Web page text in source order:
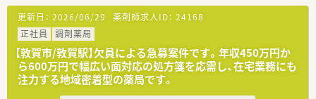
■在宅業務において地域の多職種と円滑なコミュニケーション
を図り、地域医療のネットワーク構築に貢献している方がいま
す。
【法人特徴について】
■福井県敦賀市内に4店舗を展開し、創業から80年という長い歴
史を持ち地域住民から厚い信頼を得ている老舗企業です。
■代表ご自身も現場に入って気さくにコミュニケーションを取
られているため、風通しが良く非常に働きやすい社風です。
■地域への貢献を最優先に考えて採算度外視の設備投資を行う
など、常に患者様第一の姿勢を貫いている温かい法人です。
更新日： 2026/06/29 薬剤師求人ID： 24168
正社員
調剤薬局
【敦賀市/敦賀駅】欠員による急募案件です。年収450万円か
ら600万円で幅広い面対応の処方箋を応需し、在宅業務にも
注力する地域密着型の薬局です。